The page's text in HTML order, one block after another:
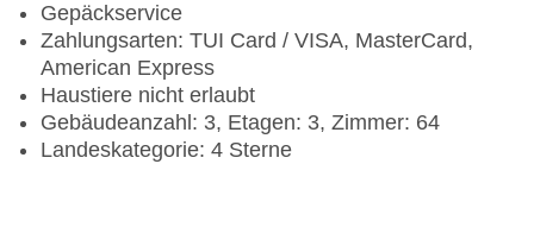
Gepäckservice
Zahlungsarten: TUI Card / VISA, MasterCard,
American Express
Haustiere nicht erlaubt
Gebäudeanzahl: 3, Etagen: 3, Zimmer: 64
Landeskategorie: 4 Sterne